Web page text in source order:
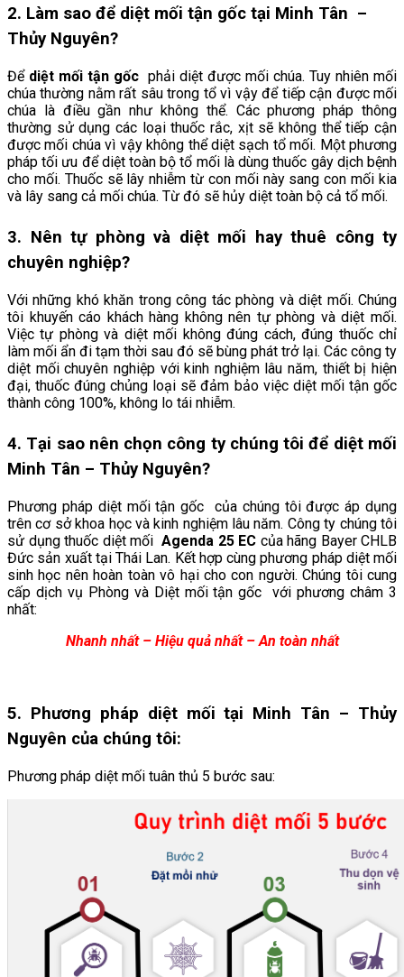
2. Làm sao để diệt mối tận gốc tại Minh Tân –
Thủy Nguyên?
Để diệt mối tận gốc phải diệt được mối chúa. Tuy nhiên mối
chúa thường nằm rất sâu trong tổ vì vậy để tiếp cận được mối
chúa là điều gần như không thể. Các phương pháp thông
thường sử dụng các loại thuốc rắc, xịt sẽ không thể tiếp cận
được mối chúa vì vậy không thể diệt sạch tổ mối. Một phương
pháp tối ưu để diệt toàn bộ tổ mối là dùng thuốc gây dịch bệnh
cho mối. Thuốc sẽ lây nhiễm từ con mối này sang con mối kia
và lây sang cả mối chúa. Từ đó sẽ hủy diệt toàn bộ cả tổ mối.
3. Nên tự phòng và diệt mối hay thuê công ty
chuyên nghiệp?
Với những khó khăn trong công tác phòng và diệt mối. Chúng
tôi khuyến cáo khách hàng không nên tự phòng và diệt mối.
Việc tự phòng và diệt mối không đúng cách, đúng thuốc chỉ
làm mối ẩn đi tạm thời sau đó sẽ bùng phát trở lại. Các công ty
diệt mối chuyên nghiệp với kinh nghiệm lâu năm, thiết bị hiện
đại, thuốc đúng chủng loại sẽ đảm bảo việc diệt mối tận gốc
thành công 100%, không lo tái nhiễm.
4. Tại sao nên chọn công ty chúng tôi để diệt mối
Minh Tân – Thủy Nguyên?
Phương pháp diệt mối tận gốc của chúng tôi được áp dụng
trên cơ sở khoa học và kinh nghiệm lâu năm. Công ty chúng tôi
sử dụng thuốc diệt mối Agenda 25 EC của hãng Bayer CHLB
Đức sản xuất tại Thái Lan. Kết hợp cùng phương pháp diệt mối
sinh học nên hoàn toàn vô hại cho con người. Chúng tôi cung
cấp dịch vụ Phòng và Diệt mối tận gốc với phương châm 3
nhất:
Nhanh nhất – Hiệu quả nhất – An toàn nhất
5. Phương pháp diệt mối tại Minh Tân – Thủy
Nguyên của chúng tôi:
Phương pháp diệt mối tuân thủ 5 bước sau: